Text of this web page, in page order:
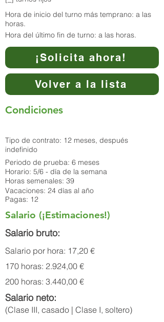
Hora de inicio del turno más temprano: a las
horas.
Hora del último fin de turno: a las horas.
¡Solicita ahora!
Volver a la lista
Condiciones
Tipo de contrato: 12 meses, después
indefinido
Periodo de prueba: 6 meses
Horario: 5/6 - día de la semana
Horas semenales: 39
Vacaciones: 24 días al año
Pagas: 12
Salario (¡Estimaciones!)
Salario bruto:
Salario por hora: 17,20 €
170 horas: 2.924,00 €
200 horas: 3.440,00 €
Salario neto:
(Clase III, casado | Clase I, soltero)